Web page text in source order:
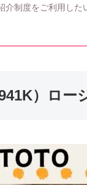
介制度をご利用した
）ロー